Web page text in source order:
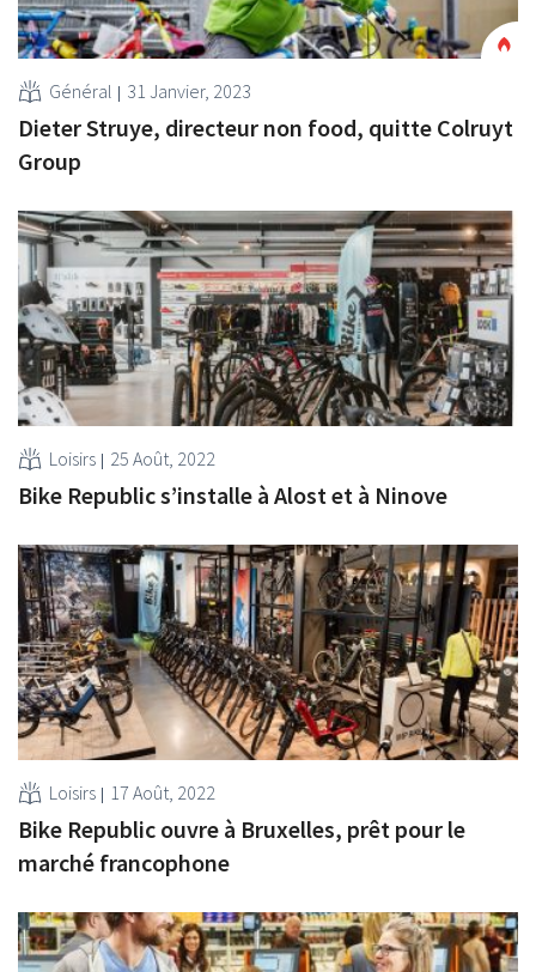
Général 31 Janvier, 2023
Dieter Struye, directeur non food, quitte Colruyt
Group
Loisirs 25 Août, 2022
Bike Republic s’installe à Alost et à Ninove
Loisirs 17 Août, 2022
Bike Republic ouvre à Bruxelles, prêt pour le
marché francophone